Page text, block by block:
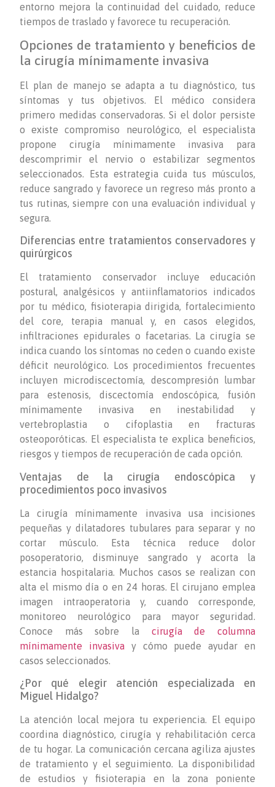
entorno mejora la continuidad del cuidado, reduce
tiempos de traslado y favorece tu recuperación.
Opciones de tratamiento y beneficios de
la cirugía mínimamente invasiva
El plan de manejo se adapta a tu diagnóstico, tus
síntomas y tus objetivos. El médico considera
primero medidas conservadoras. Si el dolor persiste
o existe compromiso neurológico, el especialista
propone cirugía mínimamente invasiva para
descomprimir el nervio o estabilizar segmentos
seleccionados. Esta estrategia cuida tus músculos,
reduce sangrado y favorece un regreso más pronto a
tus rutinas, siempre con una evaluación individual y
segura.
Diferencias entre tratamientos conservadores y
quirúrgicos
El tratamiento conservador incluye educación
postural, analgésicos y antiinflamatorios indicados
por tu médico, fisioterapia dirigida, fortalecimiento
del core, terapia manual y, en casos elegidos,
infiltraciones epidurales o facetarias. La cirugía se
indica cuando los síntomas no ceden o cuando existe
déficit neurológico. Los procedimientos frecuentes
incluyen microdiscectomía, descompresión lumbar
para estenosis, discectomía endoscópica, fusión
mínimamente invasiva en inestabilidad y
vertebroplastia o cifoplastia en fracturas
osteoporóticas. El especialista te explica beneficios,
riesgos y tiempos de recuperación de cada opción.
Ventajas de la cirugía endoscópica y
procedimientos poco invasivos
La cirugía mínimamente invasiva usa incisiones
pequeñas y dilatadores tubulares para separar y no
cortar músculo. Esta técnica reduce dolor
posoperatorio, disminuye sangrado y acorta la
estancia hospitalaria. Muchos casos se realizan con
alta el mismo día o en 24 horas. El cirujano emplea
imagen intraoperatoria y, cuando corresponde,
monitoreo neurológico para mayor seguridad.
Conoce más sobre la cirugía de columna
mínimamente invasivay cómo puede ayudar en
casos seleccionados.
¿Por qué elegir atención especializada en
Miguel Hidalgo?
La atención local mejora tu experiencia. El equipo
coordina diagnóstico, cirugía y rehabilitación cerca
de tu hogar. La comunicación cercana agiliza ajustes
de tratamiento y el seguimiento. La disponibilidad
de estudios y fisioterapia en la zona poniente